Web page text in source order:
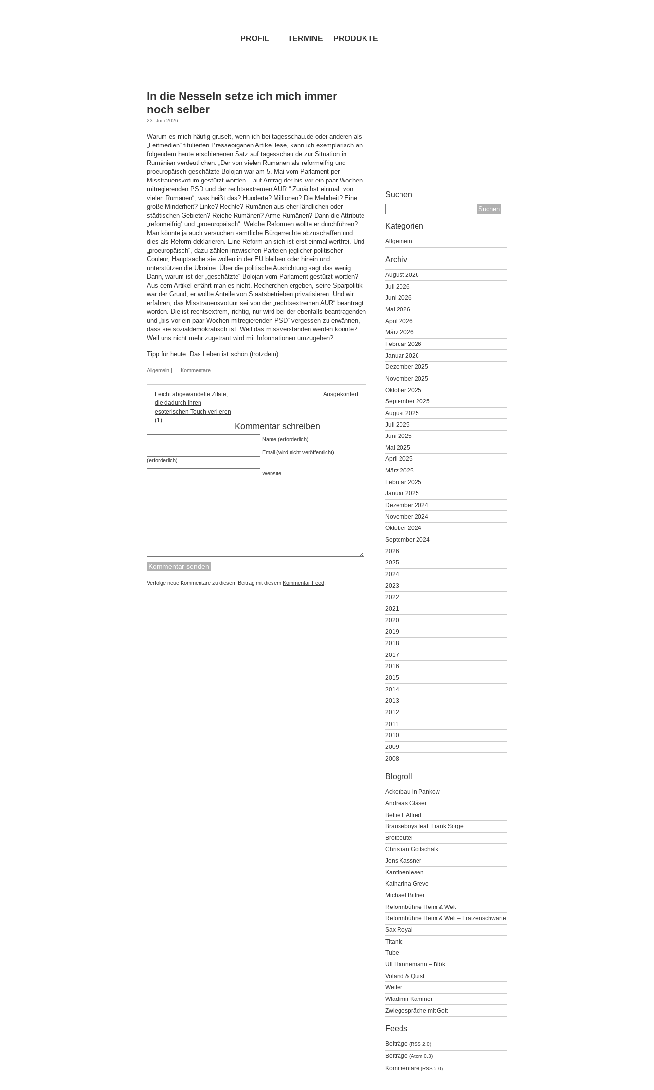
PROFIL TERMINE PRODUKTE
In die Nesseln setze ich mich immer
noch selber
23. Juni 2026
Warum es mich häufig gruselt, wenn ich bei tagesschau.de oder anderen als
„Leitmedien“ titulierten Presseorganen Artikel lese, kann ich exemplarisch an
folgendem heute erschienenen Satz auf tagesschau.de zur Situation in
Rumänien verdeutlichen: „Der von vielen Rumänen als reformeifrig und
proeuropäisch geschätzte Bolojan war am 5. Mai vom Parlament per
Misstrauensvotum gestürzt worden – auf Antrag der bis vor ein paar Wochen
mitregierenden PSD und der rechtsextremen AUR.“ Zunächst einmal „von
vielen Rumänen“, was heißt das? Hunderte? Millionen? Die Mehrheit? Eine
große Minderheit? Linke? Rechte? Rumänen aus eher ländlichen oder
städtischen Gebieten? Reiche Rumänen? Arme Rumänen? Dann die Attribute
„reformeifrig“ und „proeuropäisch“. Welche Reformen wollte er durchführen?
Man könnte ja auch versuchen sämtliche Bürgerrechte abzuschaffen und
dies als Reform deklarieren. Eine Reform an sich ist erst einmal wertfrei. Und
„proeuropäisch“, dazu zählen inzwischen Parteien jeglicher politischer
Couleur, Hauptsache sie wollen in der EU bleiben oder hinein und
unterstützen die Ukraine. Über die politische Ausrichtung sagt das wenig.
Dann, warum ist der „geschätzte“ Bolojan vom Parlament gestürzt worden?
Aus dem Artikel erfährt man es nicht. Recherchen ergeben, seine Sparpolitik
war der Grund, er wollte Anteile von Staatsbetrieben privatisieren. Und wir
erfahren, das Misstrauensvotum sei von der „rechtsextremen AUR“ beantragt
worden. Die ist rechtsextrem, richtig, nur wird bei der ebenfalls beantragenden
und „bis vor ein paar Wochen mitregierenden PSD“ vergessen zu erwähnen,
dass sie sozialdemokratisch ist. Weil das missverstanden werden könnte?
Weil uns nicht mehr zugetraut wird mit Informationen umzugehen?
Tipp für heute: Das Leben ist schön (trotzdem).
Allgemein | Kommentare
Leicht abgewandelte Zitate,
die dadurch ihren
esoterischen Touch verlieren
(1)
Ausgekontert
Kommentar schreiben
Name (erforderlich)
Email (wird nicht veröffentlicht)
(erforderlich)
Website
Verfolge neue Kommentare zu diesem Beitrag mit diesem Kommentar-Feed
Suchen
Kategorien
Allgemein
Archiv
August 2026
Juli 2026
Juni 2026
Mai 2026
April 2026
März 2026
Februar 2026
Januar 2026
Dezember 2025
November 2025
Oktober 2025
September 2025
August 2025
Juli 2025
Juni 2025
Mai 2025
April 2025
März 2025
Februar 2025
Januar 2025
Dezember 2024
November 2024
Oktober 2024
September 2024
2026
2025
2024
2023
2022
2021
2020
2019
2018
2017
2016
2015
2014
2013
2012
2011
2010
2009
2008
Blogroll
Ackerbau in Pankow
Andreas Gläser
Bettie I. Alfred
Brauseboys feat. Frank Sorge
Brotbeutel
Christian Gottschalk
Jens Kassner
Kantinenlesen
Katharina Greve
Michael Bittner
Reformbühne Heim & Welt
Reformbühne Heim & Welt – Fratzenschwarte
Sax Royal
Titanic
Tube
Uli Hannemann – Blök
Voland & Quist
Wetter
Wladimir Kaminer
Zwiegespräche mit Gott
Feeds
Beiträge (RSS 2.0)
Beiträge (Atom 0.3)
Kommentare (RSS 2.0)